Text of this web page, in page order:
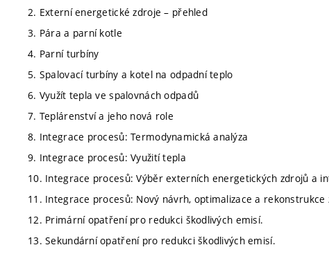
2. Externí energetické zdroje – přehled
3. Pára a parní kotle
4. Parní turbíny
5. Spalovací turbíny a kotel na odpadní teplo
6. Využít tepla ve spalovnách odpadů
7. Teplárenství a jeho nová role
8. Integrace procesů: Termodynamická analýza
9. Integrace procesů: Využití tepla
10. Integrace procesů: Výběr externích energetických zdrojů a
11. Integrace procesů: Nový návrh, optimalizace a
12. Primární opatření pro redukci škodlivých emisí.
13. Sekundární opatření pro redukci škodlivých emisí.